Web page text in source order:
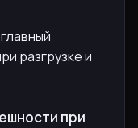
разгрузке и
при